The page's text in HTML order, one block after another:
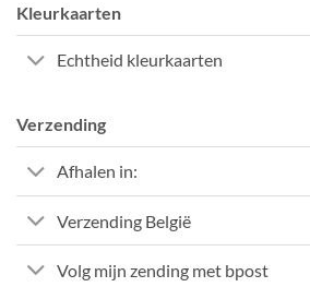
Kleurkaarten
Echtheid kleurkaarten
Verzending
Afhalen in:
Verzending België
Volg mijn zending met bpost